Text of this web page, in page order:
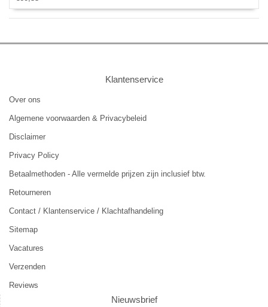
Klantenservice
Over ons
Algemene voorwaarden & Privacybeleid
Disclaimer
Privacy Policy
Betaalmethoden - Alle vermelde prijzen zijn inclusief btw.
Retourneren
Contact / Klantenservice / Klachtafhandeling
Sitemap
Vacatures
Verzenden
Reviews
Nieuwsbrief